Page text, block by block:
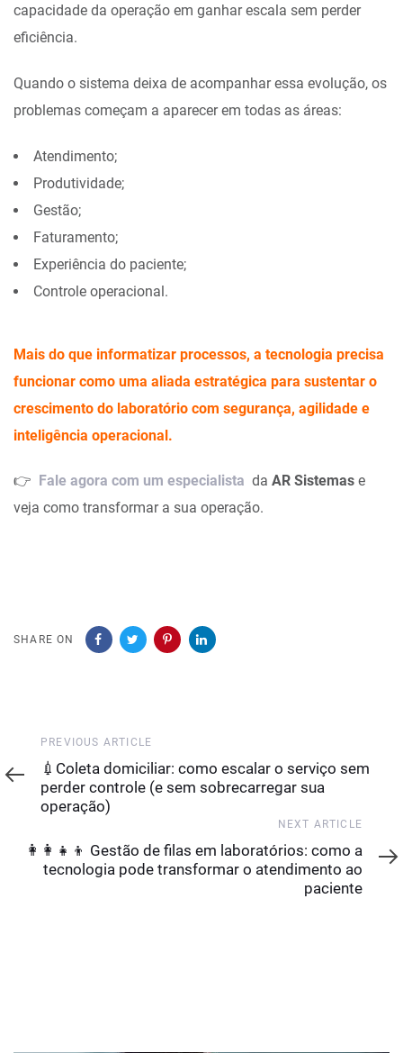
capacidade da operação em ganhar escala sem perder
eficiência.
Quando o sistema deixa de acompanhar essa evolução, os
problemas começam a aparecer em todas as áreas:
Atendimento;
Produtividade;
Gestão;
Faturamento;
Experiência do paciente;
Controle operacional.
Mais do que informatizar processos, a tecnologia precisa
funcionar como uma aliada estratégica para sustentar o
crescimento do laboratório com segurança, agilidade e
inteligência operacional.
👉 Fale agora com um especialista da AR Sistemas e
veja como transformar a sua operação.
SHARE ON
Previous
Article
PREVIOUS ARTICLE
💉Coleta domiciliar: como escalar o serviço sem
perder controle (e sem sobrecarregar sua
operação)
Article
NEXT ARTICLE
👩‍👩‍👧‍👦 Gestão de filas em laboratórios: como a
tecnologia pode transformar o atendimento ao
paciente